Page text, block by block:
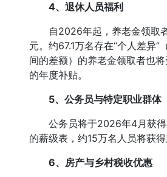
4、退休人员福利
自2026年起，养老金领取者
元。约67.1万名存在“个人差异
间的差额）的养老金领取者也
的年度补贴。
5、公务员与特定职业群体
公务员将于2026年4月获得
的薪级表，约15万名人员将获
6、房产与乡村税收优惠